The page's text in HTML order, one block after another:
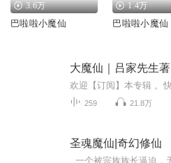
3.6万
巴啦啦小魔仙
1.4万
巴啦啦小魔仙
大魔仙｜吕家先生著
259 21.8万
圣魂魔仙|奇幻修仙